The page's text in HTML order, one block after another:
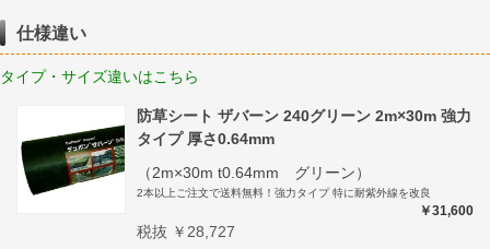
仕様違い
タイプ・サイズ違いはこちら
防草シート ザバーン 240グリーン 2m×30m 強力
タイプ 厚さ0.64mm
（2m×30m t0.64mm グリーン）
2本以上ご注文で送料無料！強力タイプ 特に耐紫外線を改良
￥31,600
税抜 ￥28,727